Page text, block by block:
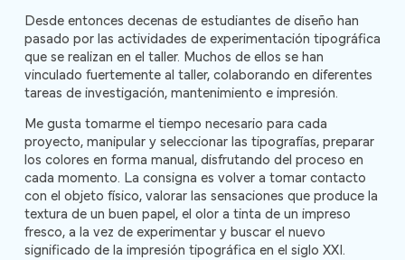
Desde entonces decenas de estudiantes de diseño han
pasado por las actividades de experimentación tipográfica
que se realizan en el taller. Muchos de ellos se han
vinculado fuertemente al taller, colaborando en diferentes
tareas de investigación, mantenimiento e impresión.
Me gusta tomarme el tiempo necesario para cada
proyecto, manipular y seleccionar las tipografías, preparar
los colores en forma manual, disfrutando del proceso en
cada momento. La consigna es volver a tomar contacto
con el objeto físico, valorar las sensaciones que produce la
textura de un buen papel, el olor a tinta de un impreso
fresco, a la vez de experimentar y buscar el nuevo
significado de la impresión tipográfica en el siglo XXI.